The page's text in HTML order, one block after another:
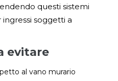
questi sistemi
soggetti a
evitare
al vano murario